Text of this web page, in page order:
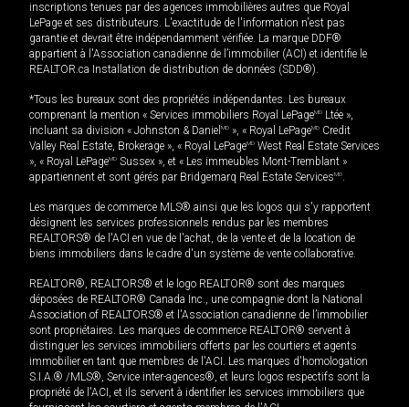
inscriptions tenues par des agences immobilières autres que Royal
LePage et ses distributeurs. L'exactitude de l'information n'est pas
garantie et devrait être indépendamment vérifiée. La marque DDF®
appartient à l'Association canadienne de l’immobilier (ACI) et identifie le
REALTOR.ca Installation de distribution de données (SDD®).
*Tous les bureaux sont des propriétés indépendantes. Les bureaux
comprenant la mention « Services immobiliers Royal LePageMD Ltée »,
incluant sa division « Johnston & Daniel MD », « Royal LePageMD Credit
Valley Real Estate, Brokerage », « Royal LePageMD West Real Estate Services
», « Royal LePageMD Sussex », et « Les immeubles Mont-Tremblant »
appartiennent et sont gérés par Bridgemarq Real Estate ServicesMD.
Les marques de commerce MLS® ainsi que les logos qui s'y rapportent
désignent les services professionnels rendus par les membres
REALTORS® de l'ACI en vue de l'achat, de la vente et de la location de
biens immobiliers dans le cadre d'un système de vente collaborative.
REALTOR®, REALTORS® et le logo REALTOR® sont des marques
déposées de REALTOR® Canada Inc., une compagnie dont la National
Association of REALTORS® et l'Association canadienne de l’immobilier
sont propriétaires. Les marques de commerce REALTOR® servent à
distinguer les services immobiliers offerts par les courtiers et agents
immobilier en tant que membres de l'ACI. Les marques d'homologation
S.I.A.® /MLS®, Service inter-agences®, et leurs logos respectifs sont la
propriété de l'ACI, et ils servent à identifier les services immobiliers que